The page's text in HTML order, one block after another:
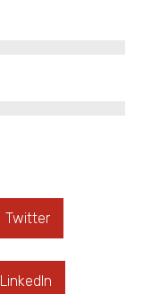
Twitter
LinkedIn